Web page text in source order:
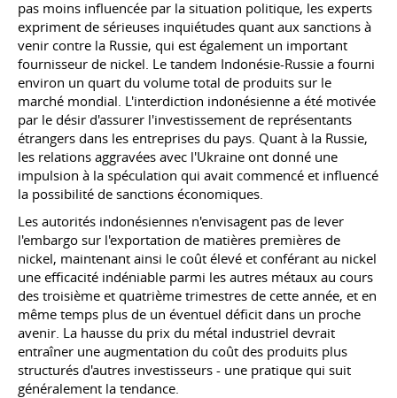
pas moins influencée par la situation politique, les experts
expriment de sérieuses inquiétudes quant aux sanctions à
venir contre la Russie, qui est également un important
fournisseur de nickel. Le tandem Indonésie-Russie a fourni
environ un quart du volume total de produits sur le
marché mondial. L'interdiction indonésienne a été motivée
par le désir d'assurer l'investissement de représentants
étrangers dans les entreprises du pays. Quant à la Russie,
les relations aggravées avec l'Ukraine ont donné une
impulsion à la spéculation qui avait commencé et influencé
la possibilité de sanctions économiques.
Les autorités indonésiennes n'envisagent pas de lever
l'embargo sur l'exportation de matières premières de
nickel, maintenant ainsi le coût élevé et conférant au nickel
une efficacité indéniable parmi les autres métaux au cours
des troisième et quatrième trimestres de cette année, et en
même temps plus de un éventuel déficit dans un proche
avenir. La hausse du prix du métal industriel devrait
entraîner une augmentation du coût des produits plus
structurés d'autres investisseurs - une pratique qui suit
généralement la tendance.